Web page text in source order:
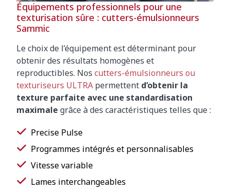
Équipements professionnels pour une
texturisation sûre : cutters-émulsionneurs
Sammic
Le choix de l’équipement est déterminant pour
obtenir des résultats homogènes et
reproductibles. Nos cutters-émulsionneurs ou
texturiseurs ULTRA permettent d’obtenir la
texture parfaite avec une standardisation
maximale grâce à des caractéristiques telles que :
Precise Pulse
Programmes intégrés et personnalisables
Vitesse variable
Lames interchangeables